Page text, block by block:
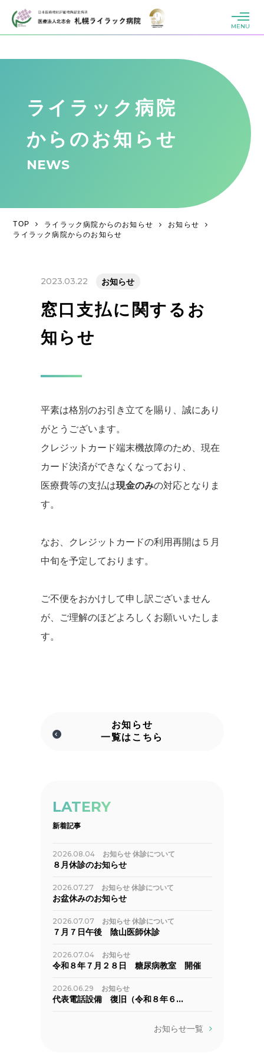
MENU
ライラック病院
からのお知らせ
NEWS
TOP ライラック病院からのお知らせ
お知らせ
ライラック病院からのお知らせ
2023.03.22 お知らせ
窓口支払に関するお
知らせ
平素は格別のお引き立てを賜り、誠にあり
がとうございます。
クレジットカード端末機故障のため、現在
カード決済ができなくなっており、
医療費等の支払は現金のみの対応となりま
す。
なお、クレジットカードの利用再開は５月
中旬を予定しております。
ご不便をおかけして申し訳ございません
が、ご理解のほどよろしくお願いいたしま
す。
お知らせ
一覧はこちら
LATERY
新着記事
2026.08.04 お知らせ 休診について
８月休診のお知らせ
2026.07.27 お知らせ 休診について
お盆休みのお知らせ
2026.07.07 お知らせ 休診について
７月７日午後 陰山医師休診
2026.07.04 お知らせ
令和８年７月２８日 糖尿病教室 開催
2026.06.29 お知らせ
代表電話設備 復旧（令和８年６…
お知らせ一覧